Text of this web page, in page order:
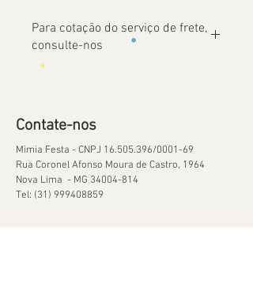
Para cotação do serviço de frete,
consulte-nos
Contate-nos
Mimia Festa - CNPJ 16.505.396/0001-69
Rua Coronel Afonso Moura de Castro, 1964
Nova Lima - MG 34004-814
Tel: (31) 999408859